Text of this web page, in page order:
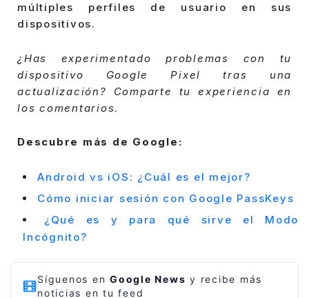
múltiples perfiles de usuario en sus
dispositivos.
¿Has experimentado problemas con tu
dispositivo Google Pixel tras una
actualización? Comparte tu experiencia en
los comentarios.
Descubre más de Google:
Android vs iOS: ¿Cuál es el mejor?
Cómo iniciar sesión con Google PassKeys
¿Qué es y para qué sirve el Modo
Incógnito?
Síguenos en Google News y recibe más
noticias en tu feed